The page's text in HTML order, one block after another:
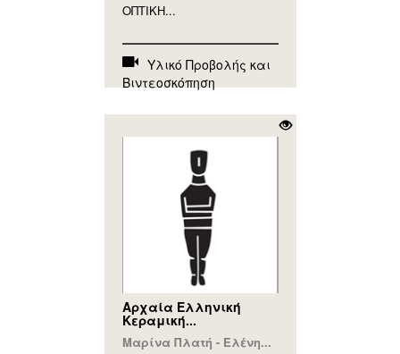
ΟΠΤΙΚΗ...
Υλικό Προβολής και
Βιντεοσκόπηση
Αρχαία Ελληνική
Κεραμική...
Μαρίνα Πλατή - Ελένη...